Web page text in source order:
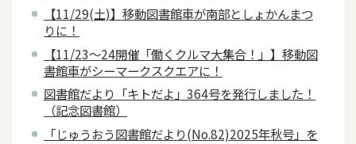
【11/29(土)】移動図書館車が南部としょかんまつ
りに！
【11/23～24開催「働くクルマ大集合！」】移動図
書館車がシーマークスクエアに！
図書館だより「キトだよ」364号を発行しました！
（記念図書館）
「じゅうおう図書館だより(No.82)2025年秋号」を